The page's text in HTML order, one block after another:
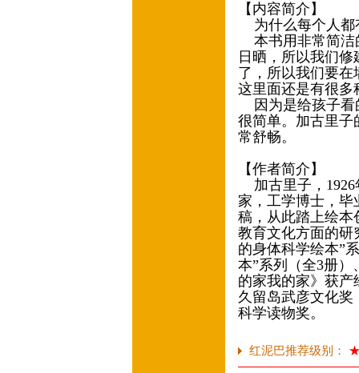
【内容简介】
为什么每个人都
本书用非常简洁
日晒，所以我们
了，所以我们要
这里面还是有很
因为是给孩子看
很简单。加古里子
常舒畅。
【作者简介】
加古里子，1926
家，工学博士，毕
稿，从此踏上绘本
教育文化方面的研
的身体科学绘本”
本”系列（全3册）
的家我的家》获
久留岛武彦文化
科学读物奖。
红泥巴推荐级别：